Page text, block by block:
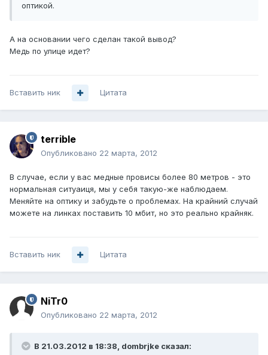
оптикой.
А на основании чего сделан такой вывод?
Медь по улице идет?
Вставить ник Цитата
terrible
Опубликовано 22 марта, 2012
В случае, если у вас медные провисы более 80 метров - это
нормальная ситуаиця, мы у себя такую-же наблюдаем.
Меняйте на оптику и забудьте о проблемах. На крайний случай
можете на линках поставить 10 мбит, но это реально крайняк.
Вставить ник Цитата
NiTr0
Опубликовано 22 марта, 2012
В 21.03.2012 в 18:38, dombrjke сказал: